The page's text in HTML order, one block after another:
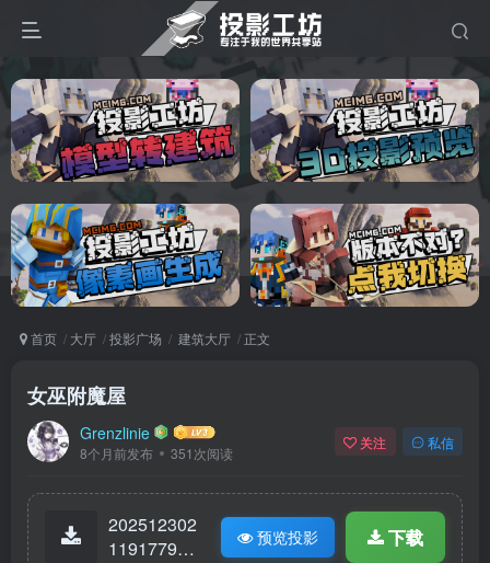
首页 大厅 投影广场 建筑大厅 正文
女巫附魔屋
Grenzlinie
8个月前发布 351次阅读
关注 私信
202512302
11917791-
预览投影 下载